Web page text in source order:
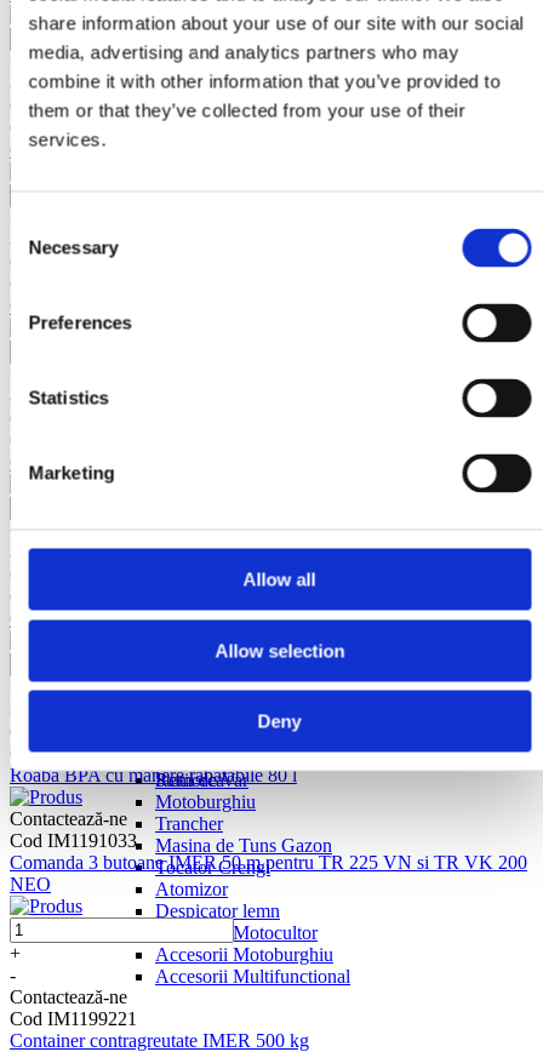
share information about your use of our site with our social
media, advertising and analytics partners who may
combine it with other information that you’ve provided to
them or that they’ve collected from your use of their
services.
Selection
Necessary
Preferences
Statistics
Marketing
Allow all
Allow selection
Deny
Statii de Var
Multifunctional
Remorca
Motoburghiu
Trancher
Masina de Tuns Gazon
Tocator Crengi
Atomizor
Despicator lemn
Accesorii Motocultor
Accesorii Motoburghiu
Accesorii Multifunctional
-
Contactează-ne
Cod IM1199210
Container contragreutate IMER 150 Kg
-
Contactează-ne
Cod IM1199220
Container contragreutate 250 Kg
-
Contactează-ne
Cod IM3231738
Comanda electropalan IMER 3P 30A
-
Contactează-ne
Cod 8033679022600
Cale rulare pentru electropalan IMER 500 kg "N"
-
Contactează-ne
Cod BA1005404
Roaba BPA cu manere rabatabile 80 l
Contactează-ne
Cod IM1191033
Comanda 3 butoane IMER 50 m pentru TR 225 VN si TR VK 200
NEO
+
-
Contactează-ne
Cod IM1199221
Container contragreutate IMER 500 kg